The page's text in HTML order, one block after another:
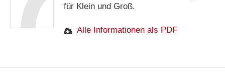
für Klein und Groß.
Alle Informationen als PDF